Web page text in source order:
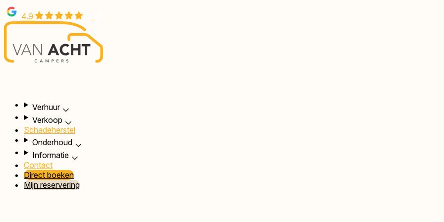
Overslaan
en
naar
inhoud
gaan
4.9
Verhuur
Verkoop
Schadeherstel
Onderhoud
Informatie
Contact
Direct boeken
Mijn reservering